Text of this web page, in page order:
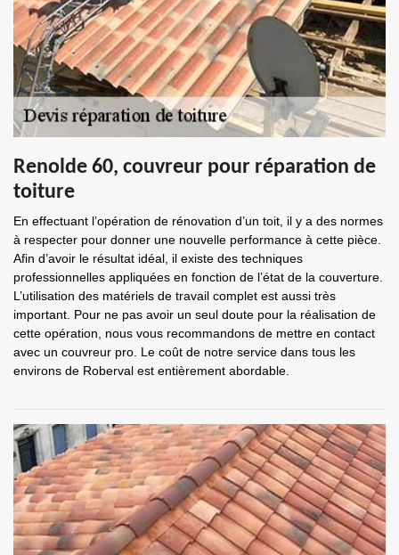
Renolde 60, couvreur pour réparation de
toiture
En effectuant l’opération de rénovation d’un toit, il y a des normes
à respecter pour donner une nouvelle performance à cette pièce.
Afin d’avoir le résultat idéal, il existe des techniques
professionnelles appliquées en fonction de l’état de la couverture.
L’utilisation des matériels de travail complet est aussi très
important. Pour ne pas avoir un seul doute pour la réalisation de
cette opération, nous vous recommandons de mettre en contact
avec un couvreur pro. Le coût de notre service dans tous les
environs de Roberval est entièrement abordable.